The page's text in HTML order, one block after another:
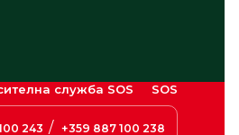
служба SOS SOS
243 / +359 887 100 238